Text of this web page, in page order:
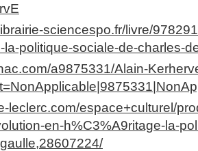
sciencespo.fr/livre/
la-politique-sociale-de-charles-
a9875331/Alain-
leclerc.com/espace+culturel/
en-h%C3%A9ritage-la-